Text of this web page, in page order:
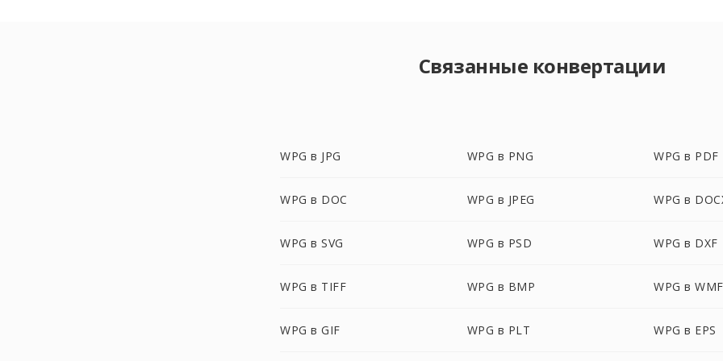
Связанные конвертации
WPG в JPG WPG в PNG WPG в PDF
WPG в DOC WPG в JPEG WPG в
WPG в SVG WPG в PSD WPG в DXF
WPG в TIFF WPG в BMP WPG в WMF
WPG в GIF WPG в PLT WPG в EPS